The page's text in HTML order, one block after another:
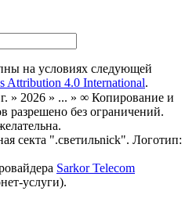
на условиях следующей
Attribution 4.0 International.
» 2026 » ... » ∞ Копирование и
разрешено без ограничений.
секта ".светильnick". Логотип:
Sarkor Telecom
услуги).